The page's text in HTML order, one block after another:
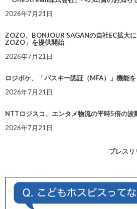
2026年7月21日
ZOZO、BONJOUR SAGANの自社EC拡大
ZOZO」を提供開始
2026年7月21日
ロジポケ、「パスキー認証（MFA）」機能
2026年7月21日
NTTロジスコ、エンタメ物流の平時5倍の
2026年7月21日
プレス